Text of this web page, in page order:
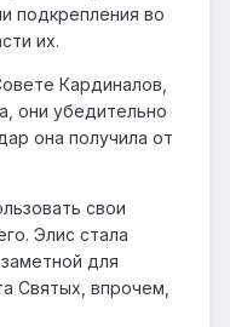
подкрепления во
их.
Кардиналов,
они убедительно
она получила от
свои
Элис стала
для
Святых, впрочем,